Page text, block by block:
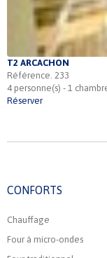
T2 ARCACHON
Référence. 233
4 personne(s) - 1
Réserver
CONFORTS
Chauffage
Four à micro-ondes